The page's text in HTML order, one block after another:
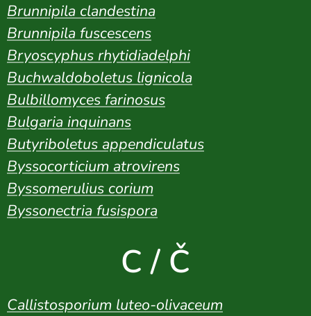
Brunnipila clandestina
Brunnipila fuscescens
Bryoscyphus rhytidiadelphi
Buchwaldoboletus lignicola
Bulbillomyces farinosus
Bulgaria inquinans
Butyriboletus appendiculatus
Byssocorticium atrovirens
Byssomerulius corium
Byssonectria fusispora
C / Č
Callistosporium luteo-olivaceum